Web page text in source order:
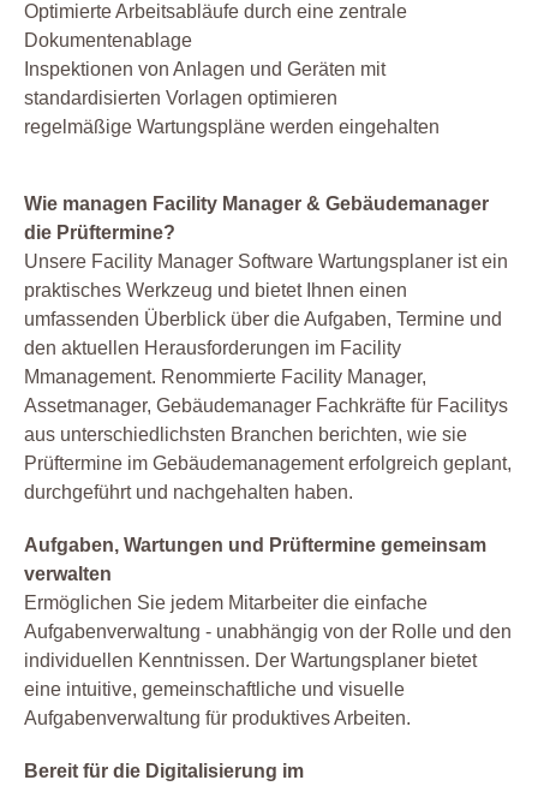
Optimierte Arbeitsabläufe durch eine zentrale
Dokumentenablage
Inspektionen von Anlagen und Geräten mit
standardisierten Vorlagen optimieren
regelmäßige Wartungspläne werden eingehalten
Wie managen Facility Manager & Gebäudemanager
die Prüftermine?
Unsere Facility Manager Software Wartungsplaner ist ein
praktisches Werkzeug und bietet Ihnen einen
umfassenden Überblick über die Aufgaben, Termine und
den aktuellen Herausforderungen im Facility
Mmanagement. Renommierte Facility Manager,
Assetmanager, Gebäudemanager Fachkräfte für Facilitys
aus unterschiedlichsten Branchen berichten, wie sie
Prüftermine im Gebäudemanagement erfolgreich geplant,
durchgeführt und nachgehalten haben.
Aufgaben, Wartungen und Prüftermine gemeinsam
verwalten
Ermöglichen Sie jedem Mitarbeiter die einfache
Aufgabenverwaltung - unabhängig von der Rolle und den
individuellen Kenntnissen. Der Wartungsplaner bietet
eine intuitive, gemeinschaftliche und visuelle
Aufgabenverwaltung für produktives Arbeiten.
Bereit für die Digitalisierung im